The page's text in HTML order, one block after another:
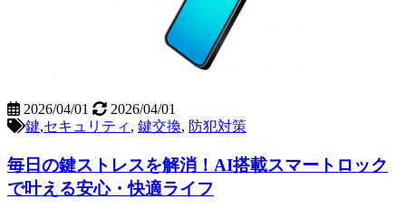
2026/04/01
2026/04/01
鍵,セキュリティ , 鍵交換, 防犯対策
毎日の鍵ストレスを解消！AI搭載スマートロック
で叶える安心・快適ライフ